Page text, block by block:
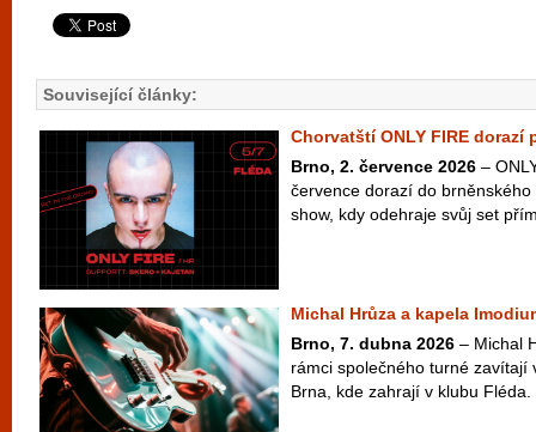
Související články:
Chorvatští ONLY FIRE dorazí
Brno, 2. července 2026 –
července dorazí do
show, kdy odehraje svůj set
Michal Hrůza a kapela
Brno, 7. dubna 2026 – Michal
rámci společného turné zavítají
Brna, kde zahrají v klubu